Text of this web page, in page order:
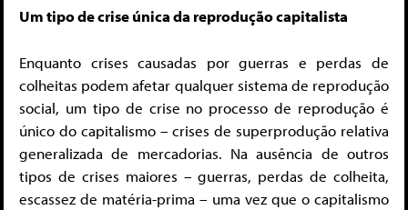
Um tipo de crise única da reprodução capitalista
Enquanto crises causadas por guerras e perdas de
colheitas podem afetar qualquer sistema de reprodução
social, um tipo de crise no processo de reprodução é
único do capitalismo – crises de superprodução relativa
generalizada de mercadorias. Na ausência de outros
tipos de crises maiores – guerras, perdas de colheita,
escassez de matéria-prima – uma vez que o capitalismo